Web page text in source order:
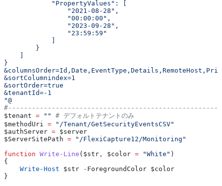
            "PropertyValues": [
                "2021-08-28",
                "00:00:00",
                "2023-09-28",
                "23:59:59"
        }
}
&sortColumnindex=1
&sortOrder=true
&tenantId=-1
"@
$tenant = ""
# デフォルトテナントのみ
$methodUri = "/Tenant/GetSecurityEventsCSV"
$authServer = $server
$ServerSitePath = "/FlexiCapture12/Monitoring"
function Write-Line ( $str , $color = "White" )
{
    Write-Host
$str - ForegroundColor $color
}